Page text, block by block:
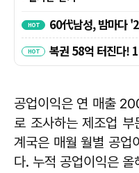
공업이익은 연 매출
로 조사하는 제조업
계국은 매월 월별 공업
다. 누적 공업이익은